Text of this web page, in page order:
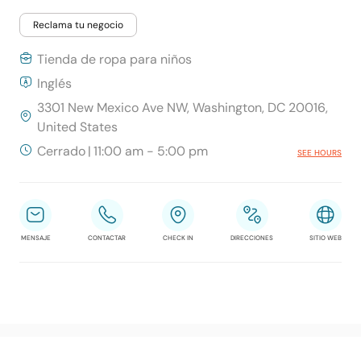
Reclama tu negocio
Tienda de ropa para niños
Inglés
3301 New Mexico Ave NW, Washington, DC 20016,
United States
Cerrado|11:00 am - 5:00 pm SEE HOURS
MENSAJE CONTACTAR CHECK IN DIRECCIONES SITIO WEB